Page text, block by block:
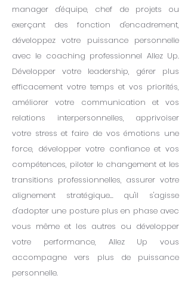
manager d'équipe, chef de projets ou
exerçant des fonction d'encadrement,
développez votre puissance personnelle
avec le coaching professionnel Allez Up.
Développer votre leadership, gérer plus
efficacement votre temps et vos priorités,
améliorer votre communication et vos
relations interpersonnelles, apprivoiser
votre stress et faire de vos émotions une
force, développer votre confiance et vos
compétences, piloter le changement et les
transitions professionnelles, assurer votre
alignement stratégique... qu'il s'agisse
d'adopter une posture plus en phase avec
vous même et les autres ou développer
votre performance, Allez Up vous
accompagne vers plus de puissance
personnelle.